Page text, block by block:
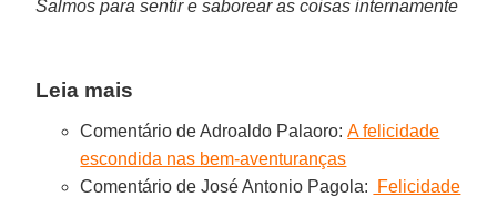
Salmos para sentir e saborear as coisas internamente
Leia mais
Comentário de Adroaldo Palaoro:A felicidade
escondida nas bem-aventuranças
Comentário de José Antonio Pagola:
Felicidade